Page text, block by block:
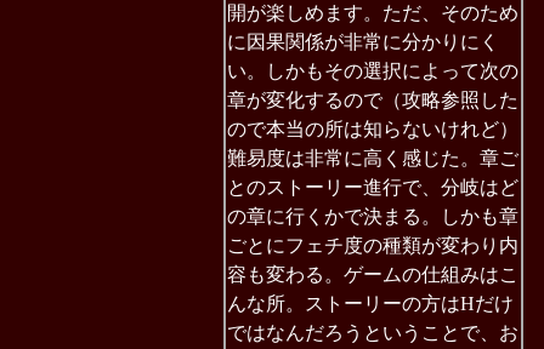
開が楽しめます。ただ、そのため
に因果関係が非常に分かりにく
い。しかもその選択によって次の
章が変化するので（攻略参照した
ので本当の所は知らないけれど）
難易度は非常に高く感じた。章ご
とのストーリー進行で、分岐はど
の章に行くかで決まる。しかも章
ごとにフェチ度の種類が変わり内
容も変わる。ゲームの仕組みはこ
んな所。ストーリーの方はHだけ
ではなんだろうということで、お